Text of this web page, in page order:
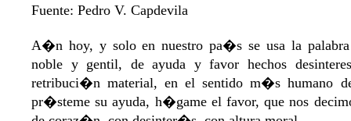
Fuente: Pedro V. Capdevila
A�n hoy, y solo en nuestro pa�s se usa la
noble y gentil, de ayuda y favor hechos
retribuci�n material, en el sentido m�s humano
pr�steme su ayuda, h�game el favor, que nos